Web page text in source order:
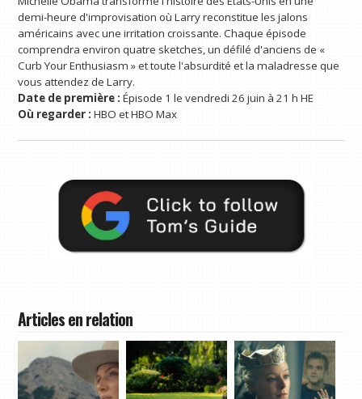
demi-heure d'improvisation où Larry reconstitue les jalons
américains avec une irritation croissante. Chaque épisode
comprendra environ quatre sketches, un défilé d'anciens de «
Curb Your Enthusiasm » et toute l'absurdité et la maladresse que
vous attendez de Larry.
Date de première : Épisode 1 le vendredi 26 juin à 21 h HE
Où regarder :HBO et HBO Max
Articles en relation